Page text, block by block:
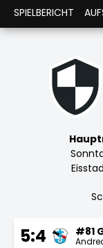
SPIELBERICHT
5:4 #81